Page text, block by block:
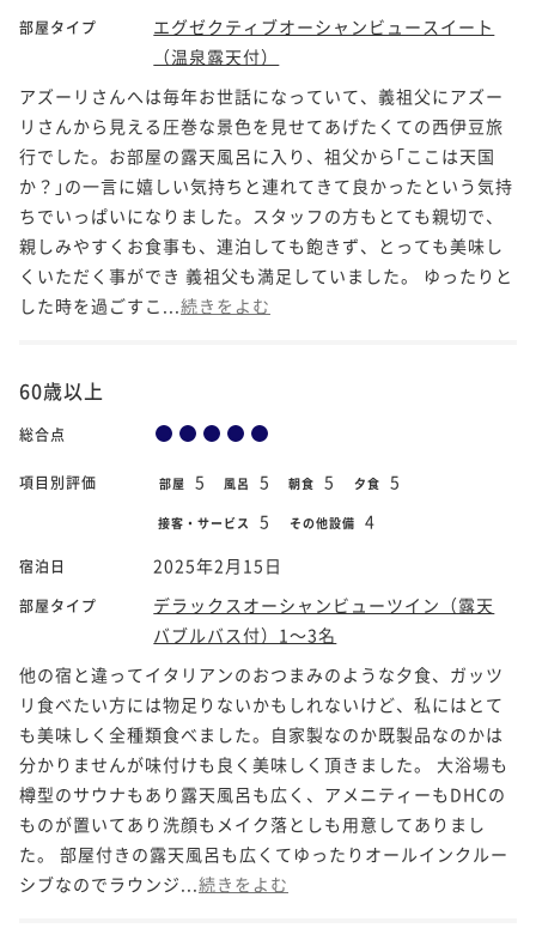
部屋タイプ
エグゼクティブオーシャンビュースイート
（温泉露天付）
アズーリさんへは毎年お世話になっていて、義祖父にアズー
リさんから見える圧巻な景色を見せてあげたくての西伊豆旅
行でした。お部屋の露天風呂に入り、祖父から｢ここは天国
か？｣の一言に嬉しい気持ちと連れてきて良かったという気持
ちでいっぱいになりました。スタッフの方もとても親切で、
親しみやすくお食事も、連泊しても飽きず、とっても美味し
くいただく事ができ 義祖父も満足していました。 ゆったりと
した時を過ごすこ... 続きをよむ
60歳以上
総合点
項目別評価 部屋 5 風呂 5 朝食 5 夕食 5
接客・サービス 5 その他設備 4
宿泊日 2025年2月15日
部屋タイプ
デラックスオーシャンビューツイン（露天
バブルバス付）1～3名
他の宿と違ってイタリアンのおつまみのような夕食、ガッツ
リ食べたい方には物足りないかもしれないけど、私にはとて
も美味しく全種類食べました。自家製なのか既製品なのかは
分かりませんが味付けも良く美味しく頂きました。 大浴場も
樽型のサウナもあり露天風呂も広く、アメニティーもDHCの
ものが置いてあり洗顔もメイク落としも用意してありまし
た。 部屋付きの露天風呂も広くてゆったりオールインクルー
シブなのでラウンジ... 続きをよむ